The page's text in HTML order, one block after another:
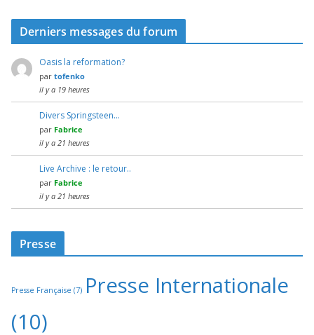
Derniers messages du forum
Oasis la reformation?
par tofenko
il y a 19 heures
Divers Springsteen…
par Fabrice
il y a 21 heures
Live Archive : le retour..
par Fabrice
il y a 21 heures
Presse
Presse Française (7) Presse Internationale
(10)